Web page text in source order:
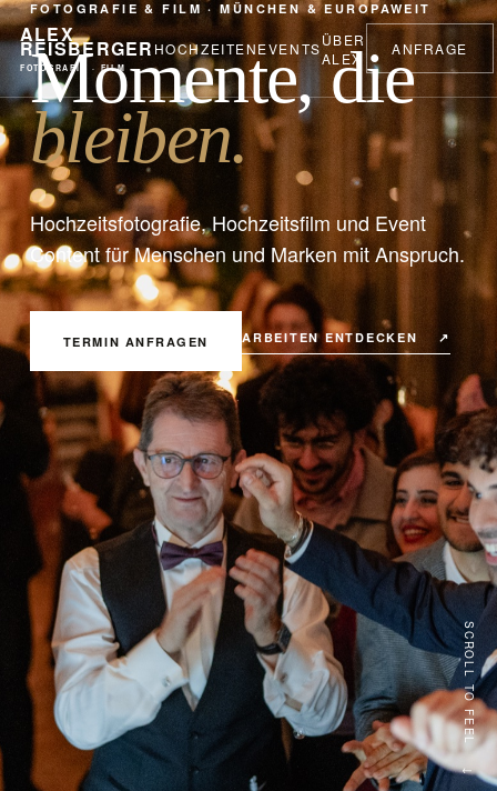
ALEX
REISBERGER
FOTOGRAFIE · FILM
HOCHZEITENEVENTSÜBER
ALEX
ANFRAGE
FOTOGRAFIE & FILM · MÜNCHEN & EUROPAWEIT
Momente, die
bleiben.
Hochzeitsfotografie, Hochzeitsfilm und Event
Content für Menschen und Marken mit Anspruch.
TERMIN ANFRAGEN ARBEITEN ENTDECKEN ↗
SCROLL TO FEEL
↓